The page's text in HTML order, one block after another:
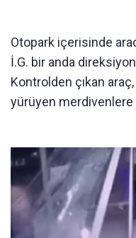
Otopark içerisinde
İ.G. bir anda
Kontrolden çıkan araç,
yürüyen merdivenlere